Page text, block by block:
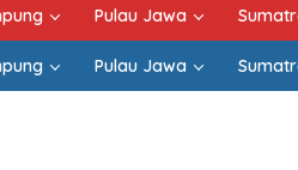
Pulau Jawa
Pulau Jawa